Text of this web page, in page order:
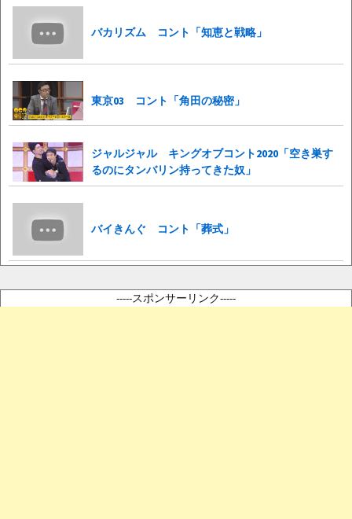
バカリズム コント「知恵と戦略」
東京03 コント「角田の秘密」
ジャルジャル キングオブコント2020「空き巣す
るのにタンバリン持ってきた奴」
バイきんぐ コント「葬式」
-----スポンサーリンク-----